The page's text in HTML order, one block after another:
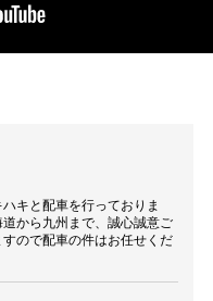
キと配車を行っておりま
から九州まで、誠心誠意ご
ので配車の件はお任せくだ